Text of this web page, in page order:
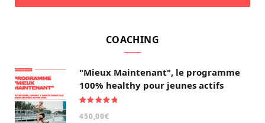
COACHING
"Mieux Maintenant", le programme
100% healthy pour jeunes actifs
sur 5
450,00€